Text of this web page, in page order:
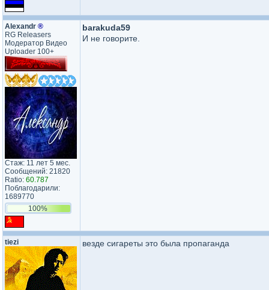
Аlехаndr ®
RG Releasers
Модератор Видео
Uploader 100+
Стаж: 11 лет 5 мес.
Сообщений: 21820
Ratio: 60.787
Поблагодарили:
1689770
100%
barakuda59
И не говорите.
tiezi везде сигареты это была пропаганда